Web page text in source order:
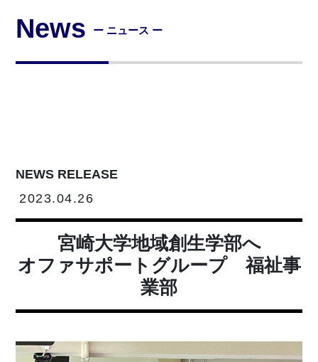
News ー ニュース ー
NEWS RELEASE
2023.04.26
宮崎大学地域創生学部へ
オファサポートグループ 福祉事
業部